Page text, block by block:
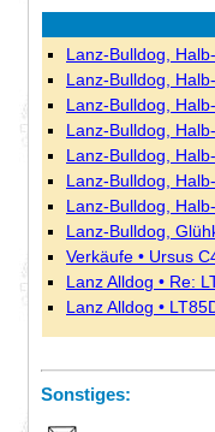
Lanz-Bulldog,
Lanz-Bulldog,
Lanz-Bulldog,
Lanz-Bulldog,
Lanz-Bulldog,
Lanz-Bulldog,
Lanz-Bulldog,
Lanz-Bulldog,
Verkäufe • Ursus
Lanz Alldog • Re:
Lanz Alldog •
Sonstiges: